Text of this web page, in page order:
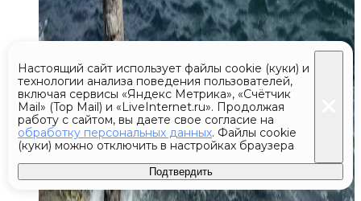
Настоящий сайт использует файлы cookie (куки) и
технологии анализа поведения пользователей,
включая сервисы «Яндекс Метрика», «Счётчик
Mail» (Top Mail) и «LiveInternet.ru». Продолжая
работу с сайтом, вы даете свое согласие на
обработку персональных данных. Файлы cookie
(куки) можно отключить в настройках браузера
Подтвердить